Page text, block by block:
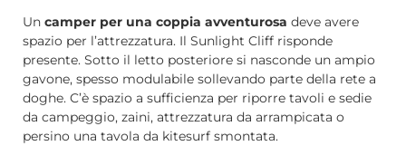
Un camper per una coppia avventurosa deve avere
spazio per l’attrezzatura. Il Sunlight Cliff risponde
presente. Sotto il letto posteriore si nasconde un ampio
gavone, spesso modulabile sollevando parte della rete a
doghe. C’è spazio a sufficienza per riporre tavoli e sedie
da campeggio, zaini, attrezzatura da arrampicata o
persino una tavola da kitesurf smontata.